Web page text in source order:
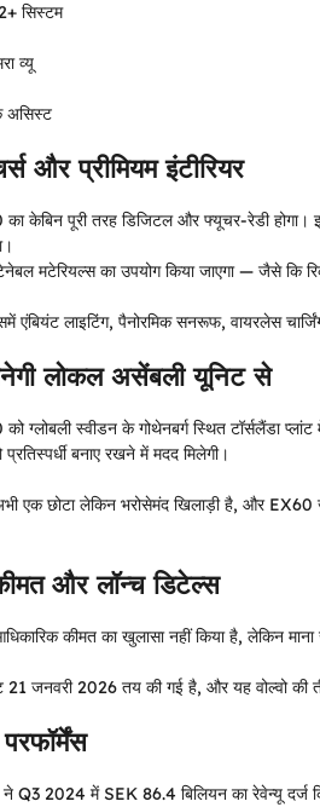
सिस्टम
व्यू
असिस्ट
और प्रीमियम इंटीरियर
केबिन पूरी तरह डिजिटल और फ्यूचर-रेडी
मटेरियल्स का उपयोग किया जाएगा — जैसे कि
एंबियंट लाइटिंग, पैनोरमिक सनरूफ, वायरलेस
लोकल असेंबली यूनिट से
ग्लोबली स्वीडन के गोथेनबर्ग स्थित टॉर्सलैंडा
बनाए रखने में मदद मिलेगी।
एक छोटा लेकिन भरोसेमंद खिलाड़ी है, और
और लॉन्च डिटेल्स
कीमत का खुलासा नहीं किया है, लेकिन
21 जनवरी 2026 तय की गई है, और यह वोल्वो की
2024 में SEK 86.4 बिलियन का रेवेन्यू दर्ज